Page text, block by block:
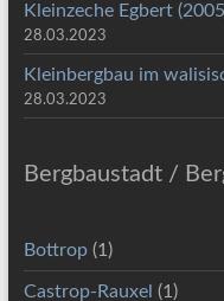
Kleinzeche Egbert
28.03.2023
Kleinbergbau im
28.03.2023
Bergbaustadt /
Bottrop(1)
Castrop-Rauxel (1)